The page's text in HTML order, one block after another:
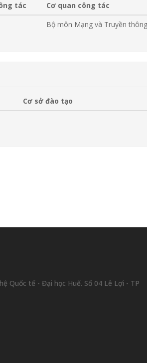
tác Cơ quan công tác
Bộ môn Mạng và Truyền
Cơ sở đào tạo
Quốc tế - Đại học Huế. Số 04 Lê Lợi - TP